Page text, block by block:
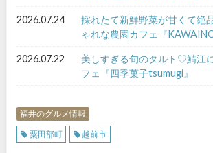
2026.07.24
採れたて新鮮野菜が甘くて絶
ゃれな農園カフェ『
2026.07.22
美しすぎる旬のタルト♡鯖江
フェ『四季菓子tsumugi』
福井のグルメ情報
粟田部町
越前市